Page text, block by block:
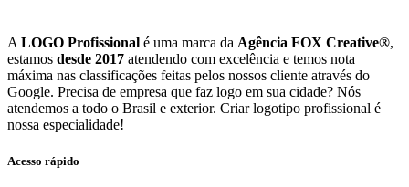
A LOGO Profissional é uma marca da Agência FOX Creative®,
estamos desde 2017 atendendo com excelência e temos nota
máxima nas classificações feitas pelos nossos cliente através do
Google. Precisa de empresa que faz logo em sua cidade? Nós
atendemos a todo o Brasil e exterior. Criar logotipo profissional é
nossa especialidade!
Acesso rápido